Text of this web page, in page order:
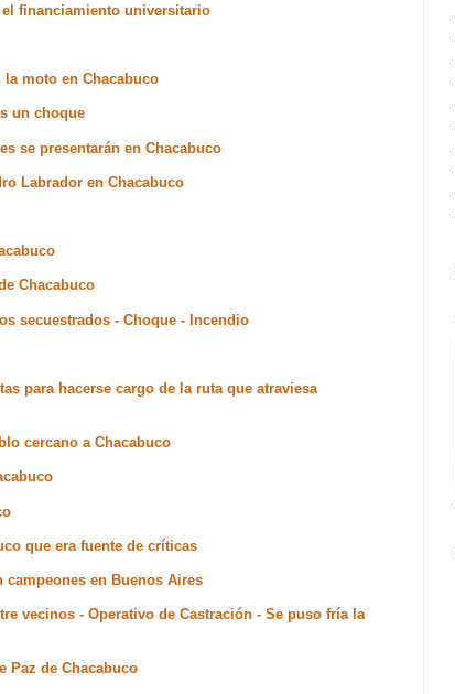
financiamiento universitario
moto en Chacabuco
un choque
se presentarán en Chacabuco
Labrador en Chacabuco
Chacabuco
secuestrados - Choque - Incendio
para hacerse cargo de la ruta que atraviesa
cercano a Chacabuco
que era fuente de críticas
campeones en Buenos Aires
vecinos - Operativo de Castración - Se puso fría la
Paz de Chacabuco